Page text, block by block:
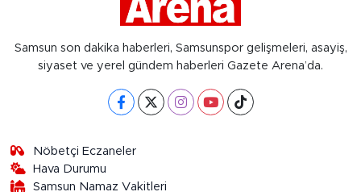
Samsun son dakika haberleri, Samsunspor gelişmeleri, asayiş,
siyaset ve yerel gündem haberleri Gazete Arena’da.
Nöbetçi Eczaneler
Hava Durumu
Samsun Namaz Vakitleri